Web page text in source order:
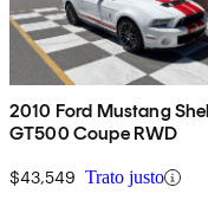
2010 Ford Mustang
GT500 Coupe RWD
$43,549 Trato justo